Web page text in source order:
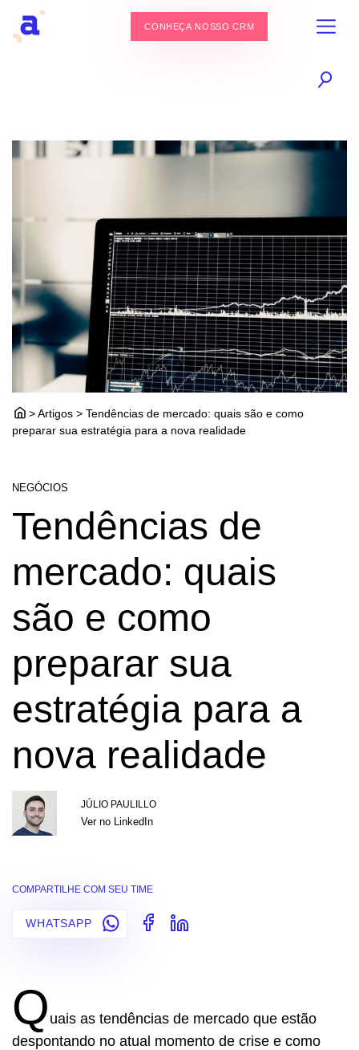
CONHEÇA NOSSO CRM
> Artigos > Tendências de mercado: quais são e como
preparar sua estratégia para a nova realidade
NEGÓCIOS
Tendências de
mercado: quais
são e como
preparar sua
estratégia para a
nova realidade
JÚLIO PAULILLO
Ver no LinkedIn
COMPARTILHE COM SEU TIME
WHATSAPP
Q uais as tendências de mercado que estão
despontando no atual momento de crise e como